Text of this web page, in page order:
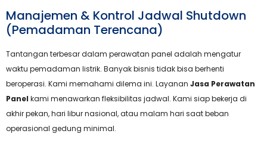
Manajemen & Kontrol Jadwal Shutdown
(Pemadaman Terencana)
Tantangan terbesar dalam perawatan panel adalah mengatur
waktu pemadaman listrik. Banyak bisnis tidak bisa berhenti
beroperasi. Kami memahami dilema ini. Layanan Jasa Perawatan
Panel kami menawarkan fleksibilitas jadwal. Kami siap bekerja di
akhir pekan, hari libur nasional, atau malam hari saat beban
operasional gedung minimal.